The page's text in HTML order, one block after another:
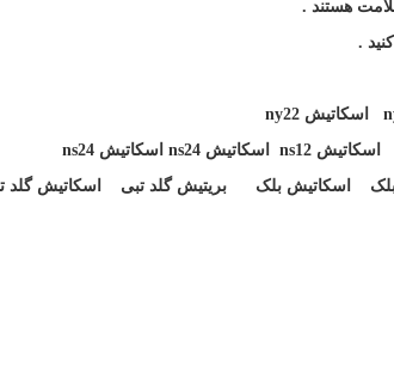
هستند .
.
اسکاتیش
اسکاتیش اسکاتیش اسکاتیش
اسکاتیش بلک بریتیش گلد تبی اسکاتیش